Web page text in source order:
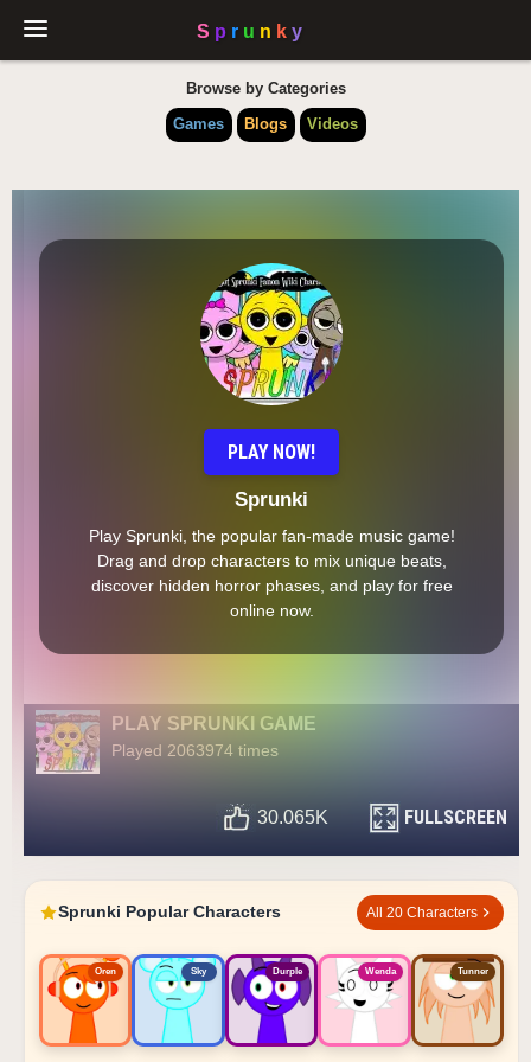
Browse by Categories
Games
Blogs Videos
PLAY NOW!
Sprunki
Play Sprunki, the popular fan-made music game!
Drag and drop characters to mix unique beats,
discover hidden horror phases, and play for free
online now.
PLAY SPRUNKI GAME
Played 2063974 times
30.065K FULLSCREEN
Sprunki Popular Characters All 20 Characters
Oren Sky Durple Wenda Tunner